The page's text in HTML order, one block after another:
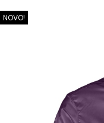
NOVO!